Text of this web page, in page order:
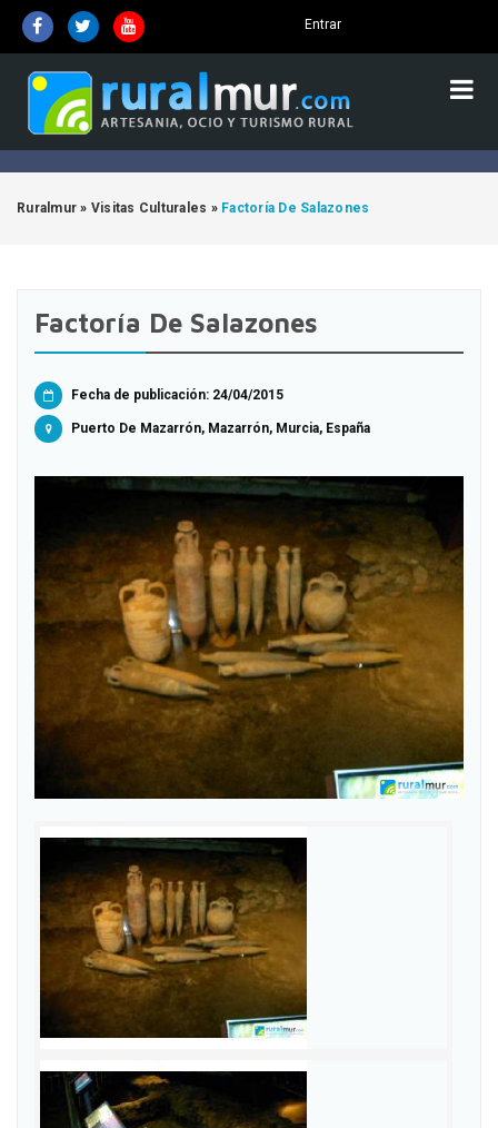
Entrar
Ruralmur » Visitas Culturales » Factoría De Salazones
Factoría De Salazones
Fecha de publicación: 24/04/2015
Puerto De Mazarrón, Mazarrón, Murcia, España